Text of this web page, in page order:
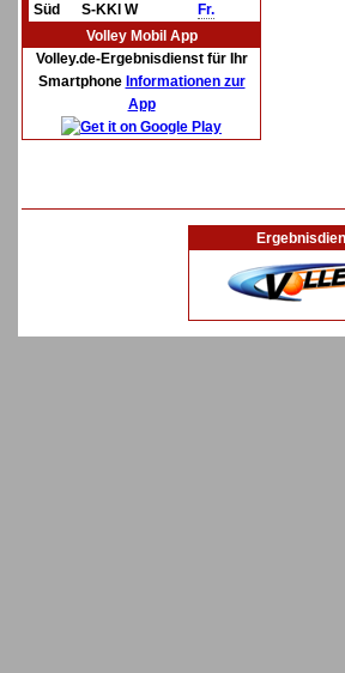
Süd
S-KKl W
Fr.
Volley Mobil App
Volley.de-Ergebnisdienst für Ihr
Smartphone Informationen zur
App